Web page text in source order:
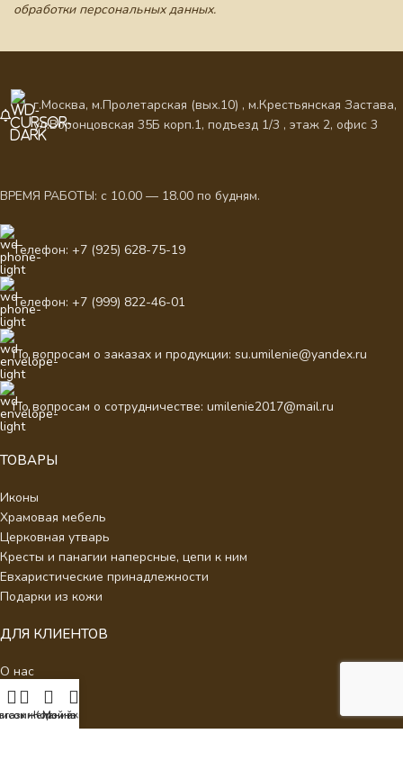
обработки персональных данных.
г.Москва, м.Пролетарская (вых.10) , м.Крестьянская Застава,
ул.Воронцовская 35Б корп.1, подъезд 1/3 , этаж 2, офис 3
ВРЕМЯ РАБОТЫ: с 10.00 — 18.00 по будням.
Телефон: +7 (925) 628-75-19
Телефон: +7 (999) 822-46-01
По вопросам о заказах и продукции: su.umilenie@yandex.ru
По вопросам о сотрудничестве: umilenie2017@mail.ru
ТОВАРЫ
Иконы
Храмовая мебель
Церковная утварь
Кресты и панагии наперсные, цепи к ним
Евхаристические принадлежности
Подарки из кожи
ДЛЯ КЛИЕНТОВ
О нас
Отзывы
Новостижеланий
Корзина
Мой аккаунт